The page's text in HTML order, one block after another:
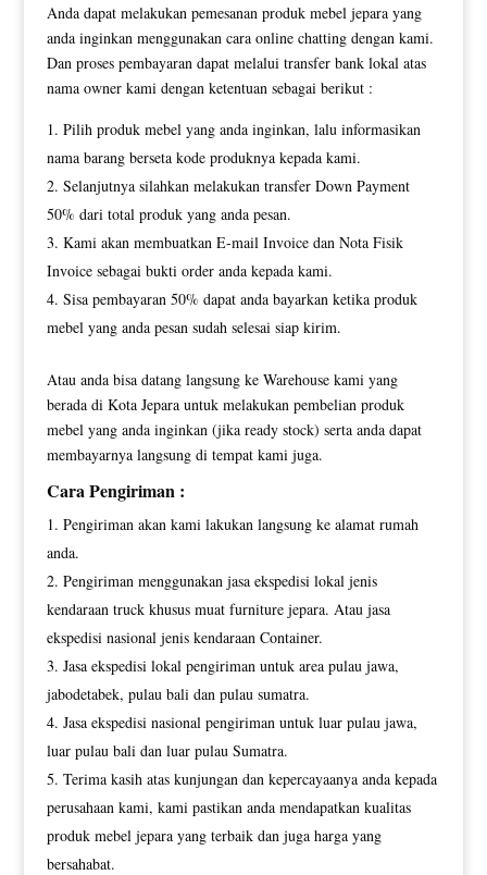
Anda dapat melakukan pemesanan produk mebel jepara yang
anda inginkan menggunakan cara online chatting dengan kami.
Dan proses pembayaran dapat melalui transfer bank lokal atas
nama owner kami dengan ketentuan sebagai berikut :
Pilih produk mebel yang anda inginkan, lalu informasikan
nama barang berseta kode produknya kepada kami.
Selanjutnya silahkan melakukan transfer Down Payment
50% dari total produk yang anda pesan.
Kami akan membuatkan E-mail Invoice dan Nota Fisik
Invoice sebagai bukti order anda kepada kami.
Sisa pembayaran 50% dapat anda bayarkan ketika produk
mebel yang anda pesan sudah selesai siap kirim.
Atau anda bisa datang langsung ke Warehouse kami yang
berada di Kota Jepara untuk melakukan pembelian produk
mebel yang anda inginkan (jika ready stock) serta anda dapat
membayarnya langsung di tempat kami juga.
Cara Pengiriman :
Pengiriman akan kami lakukan langsung ke alamat rumah
anda.
Pengiriman menggunakan jasa ekspedisi lokal jenis
kendaraan truck khusus muat furniture jepara. Atau jasa
ekspedisi nasional jenis kendaraan Container.
Jasa ekspedisi lokal pengiriman untuk area pulau jawa,
jabodetabek, pulau bali dan pulau sumatra.
Jasa ekspedisi nasional pengiriman untuk luar pulau jawa,
luar pulau bali dan luar pulau Sumatra.
Terima kasih atas kunjungan dan kepercayaanya anda kepada
perusahaan kami, kami pastikan anda mendapatkan kualitas
produk mebel jepara yang terbaik dan juga harga yang
bersahabat.